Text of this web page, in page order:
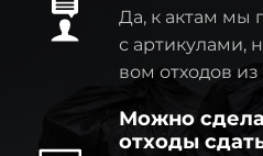
Да, к актам мы
с артикулами,
вом отходов
Можно
отходы